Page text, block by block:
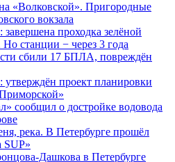
«Волковской». Пригородные
вокзала
проходка зелёной
станции − через 3 года
сбили 17 БПЛА, повреждён
проект планировки
сообщил о достройке водовода
река. В Петербурге прошёл
SUP»
Дашкова в Петербурге